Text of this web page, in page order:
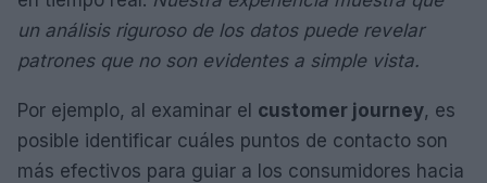
un análisis riguroso de los datos puede revelar
patrones que no son evidentes a simple vista.
Por ejemplo, al examinar el customer journey, es
posible identificar cuáles puntos de contacto son
más efectivos para guiar a los consumidores hacia